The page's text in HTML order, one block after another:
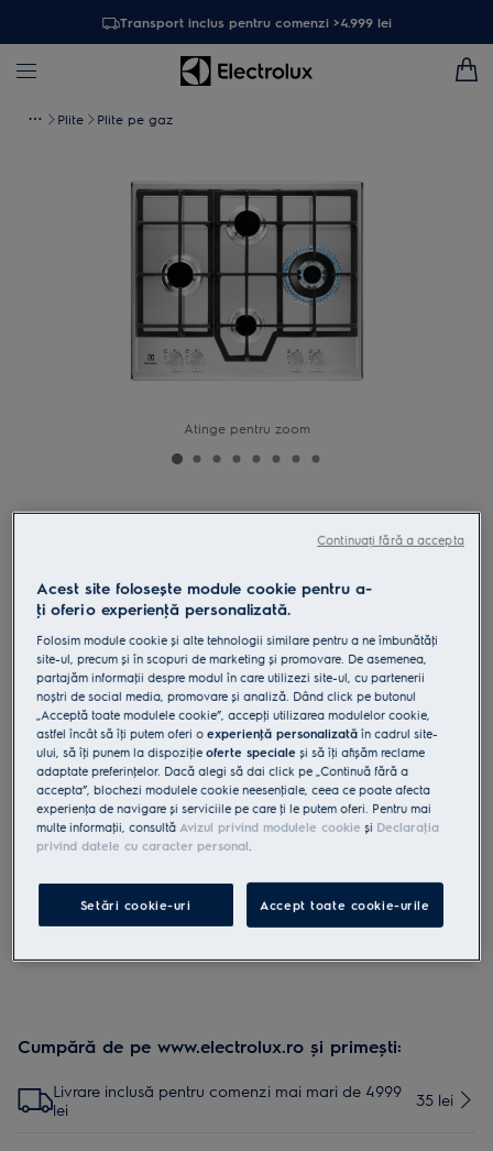
Transport inclus pentru comenzi >4.999 lei
Plite Plite pe gaz
Atinge pentru zoom
KGS64562SX
0 (0)
Fișa cu informaţii despre produs
Beneficii
Comenzile plitei pe gaz StepPower permit reglarea nivelului flăcării
între 1 și 9.
Comenzi StepPower cu reglare intensitate căldură pe o scară de la 1
la 9.
Direcţionează căldura direct către vase și simplifică gătitul de zi cu zi
Instrucţiunile de siguranţă și avertismentele de siguranţă
Cumpără de pe www.electrolux.ro și primești:
Livrare inclusă pentru comenzi mai mari de 4999
lei
35 lei
Acest site folosește module cookie pentru a-
ţi oferi o experienţă personalizată.
Folosim module cookie și alte tehnologii similare pentru a ne îmbunătăţi
site-ul, precum și în scopuri de marketing și promovare. De asemenea,
partajăm informaţii despre modul în care utilizezi site-ul, cu partenerii
noștri de social media, promovare și analiză. Dând click pe butonul
„Acceptă toate modulele cookie”, accepţi utilizarea modulelor cookie,
astfel încât să îţi putem oferi oexperienţă personalizată în cadrul site-
ului, să îţi punem la dispoziţieoferte speciale și să îţi afișăm reclame
adaptate preferinţelor. Dacă alegi să dai click pe „Continuă fără a
accepta”, blochezi modulele cookie neesenţiale, ceea ce poate afecta
experienţa de navigare și serviciile pe care ţi le putem oferi. Pentru mai
multe informaţii, consultă Avizul privind modulele cookie și Declaraţia
privind datele cu caracter personal.
Setări cookie-uri Accept toate cookie-urile
Continuați fără a accepta